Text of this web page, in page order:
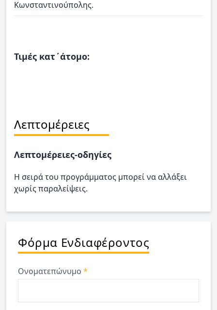
Κωνσταντινούπολης.
Τιμές κατ΄άτομο:
Λεπτομέρειες
Λεπτομέρειες-οδηγίες
Η σειρά του προγράμματος μπορεί να αλλάξει
χωρίς παραλείψεις.
Φόρμα Ενδιαφέροντος
Ονοματεπώνυμο *